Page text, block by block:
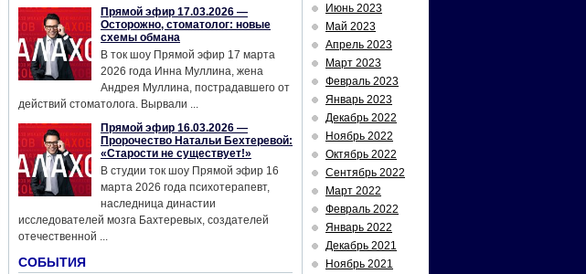
Прямой эфир 17.03.2026 —
Осторожно, стоматолог: новые
схемы обмана
В ток шоу Прямой эфир 17 марта
2026 года Инна Муллина, жена
Андрея Муллина, пострадавшего от
действий стоматолога. Вырвали ...
Прямой эфир 16.03.2026 —
Пророчество Натальи Бехтеревой:
«Старости не существует!»
В студии ток шоу Прямой эфир 16
марта 2026 года психотерапевт,
наследница династии
исследователей мозга Бахтеревых, создателей
отечественной ...
СОБЫТИЯ
Июнь 2023
Май 2023
Апрель 2023
Март 2023
Февраль 2023
Январь 2023
Декабрь 2022
Ноябрь 2022
Октябрь 2022
Сентябрь 2022
Март 2022
Февраль 2022
Январь 2022
Декабрь 2021
Ноябрь 2021